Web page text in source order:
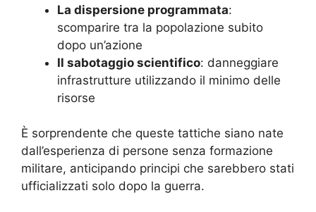
La dispersione programmata:
scomparire tra la popolazione subito
dopo un’azione
Il sabotaggio scientifico: danneggiare
infrastrutture utilizzando il minimo delle
risorse
È sorprendente che queste tattiche siano nate
dall’esperienza di persone senza formazione
militare, anticipando principi che sarebbero stati
ufficializzati solo dopo la guerra.